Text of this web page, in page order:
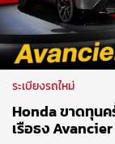
ระเบียงรถใหม่
Honda ขาดทุน
เรือธง